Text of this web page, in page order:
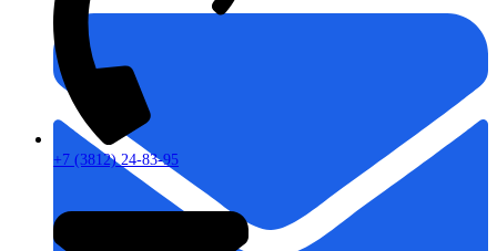
+7 (3812) 24-83-95